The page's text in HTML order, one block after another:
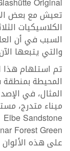
تعيش مع بعض
الكلاسيكيات
والتي يتبعها
تم استلهام هذا
المحيطة
المثال، في
على هذه الألوان